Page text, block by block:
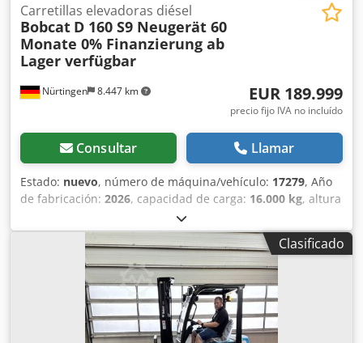
Nürtingen 8.447 km
Carretillas elevadoras diésel
Bobcat D 160 S9 Neugerät 60
Monate 0% Finanzierung ab
Lager verfügbar
EUR 189.999
precio fijo IVA no incluído
Consultar Llamar
Estado: nuevo, número de máquina/vehículo: 17279, Año
de fabricación: 2026, capacidad de carga: 16.000 kg, altura
, ascensor libre:
de carga:600 mm, tipo de combustible:diésel, tipo de
triple, altura de construcción:3.030 mm, longitud
de la horquilla:2.400 mm, tamaño del neumático
12.00-20 100%, tamaño del neumático trasero:
12.00-20 100%, peso total:19.300 kg, Equipamiento:
, 5218640 Número de serie: FDC0H-5107-00494
Cjdpfxezp T Aus Aproha
Clasificado